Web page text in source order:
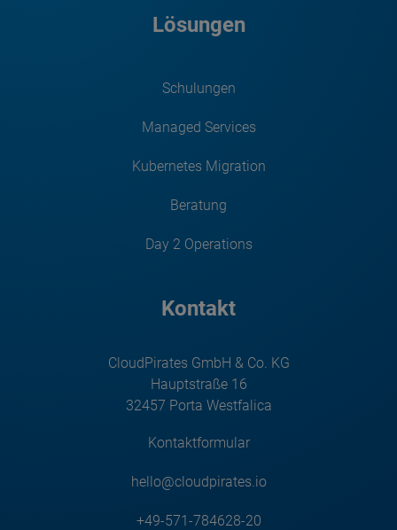
Lösungen
Schulungen
Managed Services
Kubernetes Migration
Beratung
Day 2 Operations
Kontakt
CloudPirates GmbH & Co. KG
Hauptstraße 16
32457 Porta Westfalica
Kontaktformular
hello@cloudpirates.io
+49-571-784628-20